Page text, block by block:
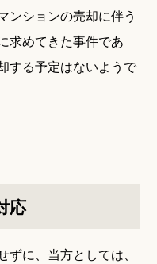
ンションの売却に伴う
求めてきた事件であ
する予定はないようで
応
に、当方としては、